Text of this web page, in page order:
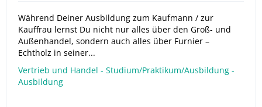
Während Deiner Ausbildung zum Kaufmann / zur
Kauffrau lernst Du nicht nur alles über den Groß- und
Außenhandel, sondern auch alles über Furnier –
Echtholz in seiner...
Vertrieb und Handel - Studium/Praktikum/Ausbildung -
Ausbildung